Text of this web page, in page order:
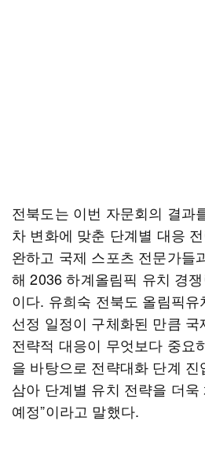
전북도는 이번 자문회의 결과
차 변화에 맞춘 단계별 대응
완하고 국제 스포츠 전문가들
해 2036 하계올림픽 유치 경
이다. 유희숙 전북도 올림픽유
선정 일정이 구체화된 만큼
전략적 대응이 무엇보다 중요
을 바탕으로 전략대화 단계 진
삼아 단계별 유치 전략을 더
예정”이라고 말했다.